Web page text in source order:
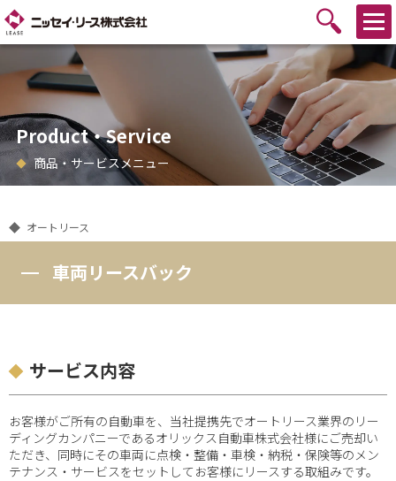
Product・Service
商品・サービスメニュー
オートリース
車両リースバック
サービス内容
お客様がご所有の自動車を、当社提携先でオートリース業界のリー
ディングカンパニーであるオリックス自動車株式会社様にご売却い
ただき、同時にその車両に点検・整備・車検・納税・保険等のメン
テナンス・サービスをセットしてお客様にリースする取組みです。